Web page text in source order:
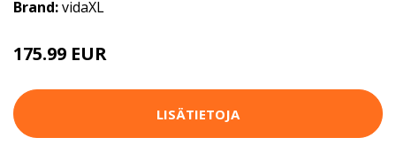
Brand:vidaXL
175.99 EUR
LISÄTIETOJA